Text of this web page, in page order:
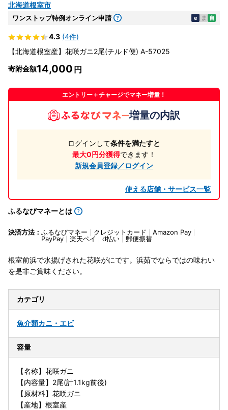
北海道根室市
ワンストップ特例オンライン申請 e ま 自
4.3 (4件)
【北海道根室産】花咲ガニ2尾(チルド便) A-57025
寄附金額14,000
エントリー＋チャージでマネー増量！
増量の内訳
ログインして条件を満たすと
最大0円分獲得できます！
新規会員登録／ログイン
使える店舗・サービス一覧
ふるなびマネーとは
決済方法： ふるなびマネー クレジットカード
Amazon Pay
PayPay
楽天ペイ d払い 郵便振替
根室前浜で水揚げされた花咲がにです。浜茹でならではの味わい
を是非ご賞味ください。
カテゴリ
魚介類カニ・エビ
容量
【名称】花咲ガニ
【内容量】2尾(計1.1kg前後)
【原材料】花咲ガニ
【産地】根室産